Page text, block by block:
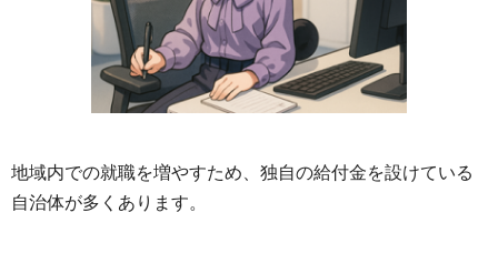
地域内での就職を増やすため、独自の給付金を設けている
自治体が多くあります。